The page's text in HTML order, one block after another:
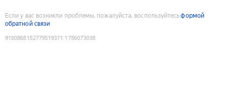
Если у вас возникли проблемы, пожалуйста, воспользуйтесьформой
обратной связи
9180868152779519371 :1786073038